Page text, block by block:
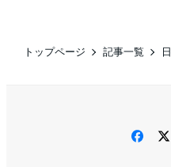
トップページ 記事一覧